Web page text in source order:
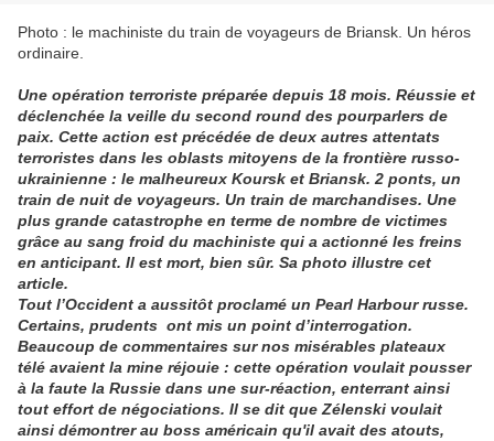
Photo : le machiniste du train de voyageurs de Briansk. Un héros
ordinaire.
Une opération terroriste préparée depuis 18 mois. Réussie et
déclenchée la veille du second round des pourparlers de
paix. Cette action est précédée de deux autres attentats
terroristes dans les oblasts mitoyens de la frontière russo-
ukrainienne : le malheureux Koursk et Briansk. 2 ponts, un
train de nuit de voyageurs. Un train de marchandises. Une
plus grande catastrophe en terme de nombre de victimes
grâce au sang froid du machiniste qui a actionné les freins
en anticipant. Il est mort, bien sûr. Sa photo illustre cet
article.
Tout l’Occident a aussitôt proclamé un Pearl Harbour russe.
Certains, prudents ont mis un point d’interrogation.
Beaucoup de commentaires sur nos misérables plateaux
télé avaient la mine réjouie : cette opération voulait pousser
à la faute la Russie dans une sur-réaction, enterrant ainsi
tout effort de négociations. Il se dit que Zélenski voulait
ainsi démontrer au boss américain qu'il avait des atouts,